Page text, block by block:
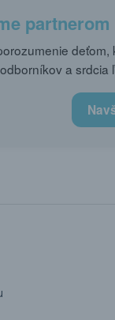
a srdcia